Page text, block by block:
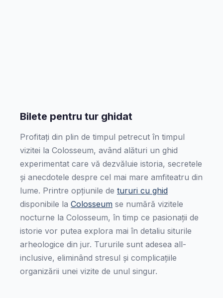
Bilete pentru tur ghidat
Profitați din plin de timpul petrecut în timpul
vizitei la Colosseum, având alături un ghid
experimentat care vă dezvăluie istoria, secretele
și anecdotele despre cel mai mare amfiteatru din
lume. Printre opțiunile de tururi cu ghid
disponibile la Colosseum se numără vizitele
nocturne la Colosseum, în timp ce pasionații de
istorie vor putea explora mai în detaliu siturile
arheologice din jur. Tururile sunt adesea all-
inclusive, eliminând stresul și complicațiile
organizării unei vizite de unul singur.